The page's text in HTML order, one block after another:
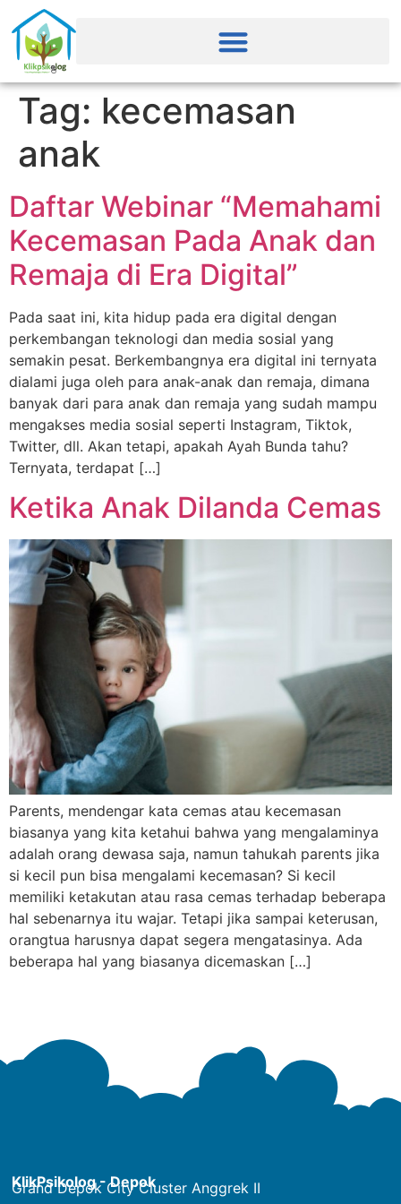
Tag: kecemasan
anak
Daftar Webinar “Memahami
Kecemasan Pada Anak dan
Remaja di Era Digital”
Pada saat ini, kita hidup pada era digital dengan
perkembangan teknologi dan media sosial yang
semakin pesat. Berkembangnya era digital ini ternyata
dialami juga oleh para anak-anak dan remaja, dimana
banyak dari para anak dan remaja yang sudah mampu
mengakses media sosial seperti Instagram, Tiktok,
Twitter, dll. Akan tetapi, apakah Ayah Bunda tahu?
Ternyata, terdapat […]
Ketika Anak Dilanda Cemas
Parents, mendengar kata cemas atau kecemasan
biasanya yang kita ketahui bahwa yang mengalaminya
adalah orang dewasa saja, namun tahukah parents jika
si kecil pun bisa mengalami kecemasan? Si kecil
memiliki ketakutan atau rasa cemas terhadap beberapa
hal sebenarnya itu wajar. Tetapi jika sampai keterusan,
orangtua harusnya dapat segera mengatasinya. Ada
beberapa hal yang biasanya dicemaskan […]
KlikPsikolog - Depok
Grand Depok City Cluster Anggrek II